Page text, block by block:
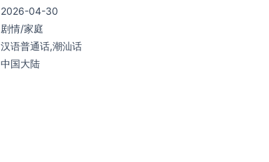
2026-04-30
剧情/家庭
汉语普通话,潮汕话
中国大陆